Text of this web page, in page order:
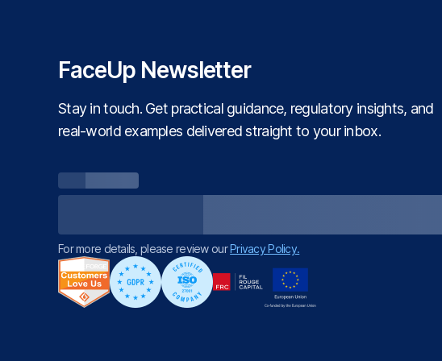
FaceUp Newsletter
Stay in touch. Get practical guidance, regulatory insights, and
real‑world examples delivered straight to your inbox.
For more details, please review ourPrivacy Policy.